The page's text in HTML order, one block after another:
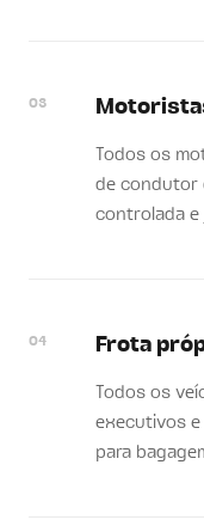
03
Todos os
de condutor
controlada e
04 Frota
Todos os
executivos e
para